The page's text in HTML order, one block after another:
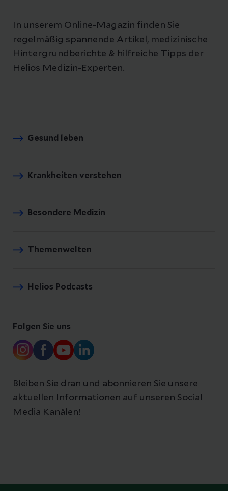
In unserem Online-Magazin finden Sie
regelmäßig spannende Artikel, medizinische
Hintergrundberichte & hilfreiche Tipps der
Helios Medizin-Experten.
Gesund leben
Krankheiten verstehen
Besondere Medizin
Themenwelten
Helios Podcasts
Folgen Sie uns
Bleiben Sie dran und abonnieren Sie unsere
aktuellen Informationen auf unseren Social
Media Kanälen!